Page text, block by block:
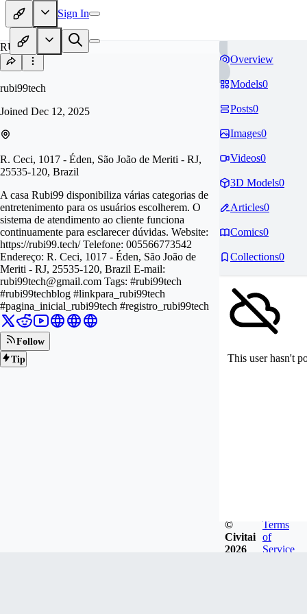
Sign In
RU
rubi99tech
Joined Dec 12, 2025
R. Ceci, 1017 - Éden, São João de Meriti - RJ,
25535-120, Brazil
A casa Rubi99 disponibiliza várias categorias de
entretenimento para os usuários escolherem. O
sistema de atendimento ao cliente funciona
continuamente para esclarecer dúvidas. Website:
https://rubi99.tech/ Telefone: 005566773542
Endereço: R. Ceci, 1017 - Éden, São João de
Meriti - RJ, 25535-120, Brazil E-mail:
rubi99tech@gmail.com Tags: #rubi99tech
#rubi99techblog #linkpara_rubi99tech
#pagina_inicial_rubi99tech #registro_rubi99tech
Follow
Tip
Overview
Models0
Posts0
Images0
Videos0
3D Models0
Articles0
Comics0
Collections0
This user hasn't
©
Civitai
2026
Terms
of
Service